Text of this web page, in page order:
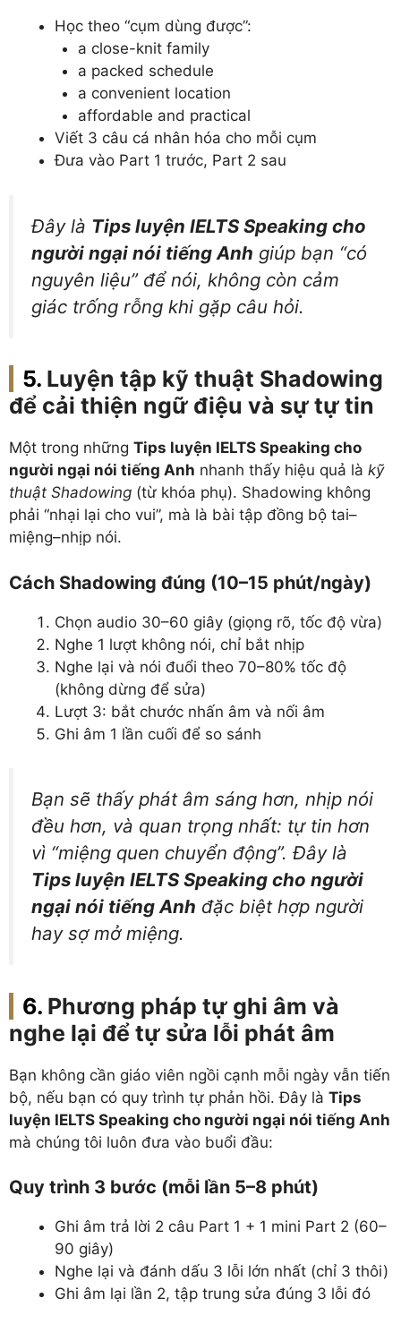
Học theo “cụm dùng được”:
a close-knit family
a packed schedule
a convenient location
affordable and practical
Viết 3 câu cá nhân hóa cho mỗi cụm
Đưa vào Part 1 trước, Part 2 sau
Đây là Tips luyện IELTS Speaking cho
người ngại nói tiếng Anh giúp bạn “có
nguyên liệu” để nói, không còn cảm
giác trống rỗng khi gặp câu hỏi.
Luyện tập kỹ thuật Shadowing
để cải thiện ngữ điệu và sự tự tin
Một trong những Tips luyện IELTS Speaking cho
người ngại nói tiếng Anh nhanh thấy hiệu quả là kỹ
thuật Shadowing (từ khóa phụ). Shadowing không
phải “nhại lại cho vui”, mà là bài tập đồng bộ tai–
miệng–nhịp nói.
Cách Shadowing đúng (10–15 phút/ngày)
Chọn audio 30–60 giây (giọng rõ, tốc độ vừa)
Nghe 1 lượt không nói, chỉ bắt nhịp
Nghe lại và nói đuổi theo 70–80% tốc độ
(không dừng để sửa)
Lượt 3: bắt chước nhấn âm và nối âm
Ghi âm 1 lần cuối để so sánh
Bạn sẽ thấy phát âm sáng hơn, nhịp nói
đều hơn, và quan trọng nhất: tự tin hơn
vì “miệng quen chuyển động”. Đây là
Tips luyện IELTS Speaking cho người
ngại nói tiếng Anh đặc biệt hợp người
hay sợ mở miệng.
Phương pháp tự ghi âm và
nghe lại để tự sửa lỗi phát âm
Bạn không cần giáo viên ngồi cạnh mỗi ngày vẫn tiến
bộ, nếu bạn có quy trình tự phản hồi. Đây là Tips
luyện IELTS Speaking cho người ngại nói tiếng Anh
mà chúng tôi luôn đưa vào buổi đầu:
Quy trình 3 bước (mỗi lần 5–8 phút)
Ghi âm trả lời 2 câu Part 1 + 1 mini Part 2 (60–
90 giây)
Nghe lại và đánh dấu 3 lỗi lớn nhất (chỉ 3 thôi)
Ghi âm lại lần 2, tập trung sửa đúng 3 lỗi đó